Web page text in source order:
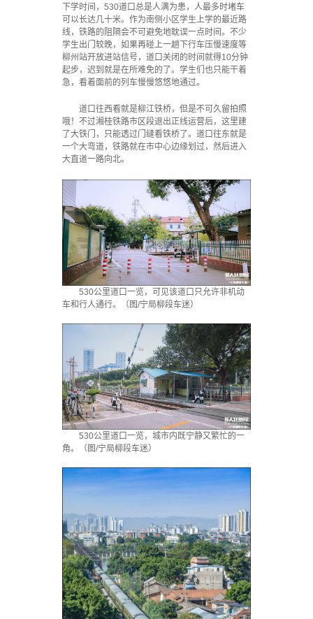
下学时间，530道口总是人满为患，人最多时堵车
可以长达几十米。作为南侧小区学生上学的最近路
线，铁路的阻隔会不可避免地耽误一点时间。不少
学生出门较晚，如果再碰上一趟下行车压慢速度等
柳州站开放进站信号，道口关闭的时间就得10分钟
起步，迟到就是在所难免的了。学生们也只能干着
急，看着面前的列车慢慢悠悠地通过。
道口往西看就是柳江铁桥，但是不可久留拍照
哦！不过湘桂铁路市区段退出正线运营后，这里建
了大铁门，只能透过门缝看铁桥了。道口往东就是
一个大弯道，铁路就在市中心边缘划过，然后进入
大直道一路向北。
530公里道口一览，可见该道口只允许非机动
车和行人通行。（图/宁局柳段车迷）
530公里道口一览，城市内既宁静又繁忙的一
角。（图/宁局柳段车迷）